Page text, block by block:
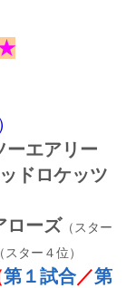
★
ーエアリー
ドロケッツ
ローズ （スター
（スター４位）
第１試合／第